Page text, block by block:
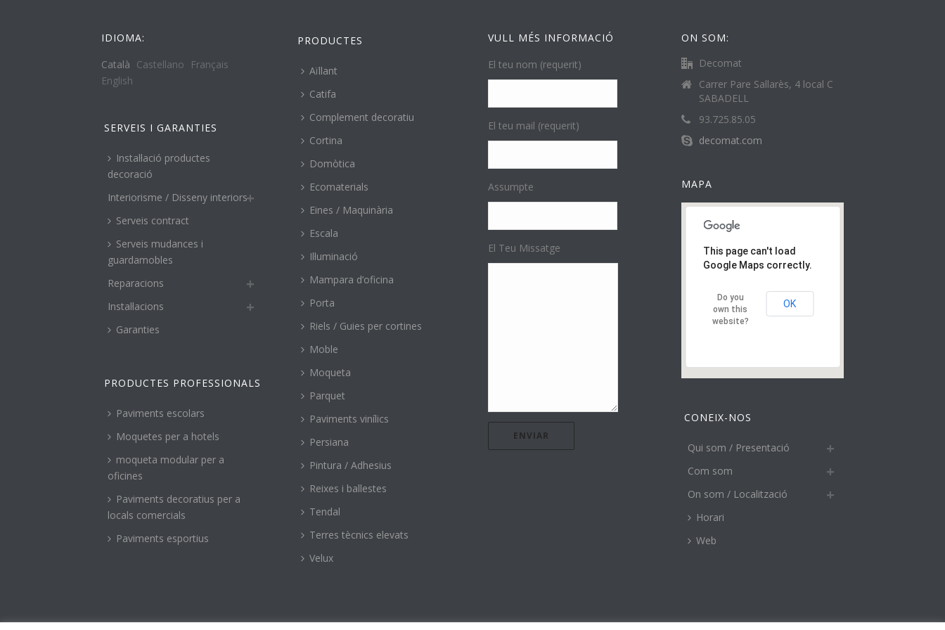
IDIOMA:
Català Castellano
Français
English
SERVEIS I GARANTIES
Instal·lació productes
decoració
Interiorisme / Disseny interiors
Serveis contract
Serveis mudances i
guardamobles
Reparacions
Instal·lacions
Garanties
PRODUCTES PROFESSIONALS
Paviments escolars
Moquetes per a hotels
moqueta modular per a
oficines
Paviments decoratius per a
locals comercials
Paviments esportius
PRODUCTES
Aïllant
Catifa
Complement decoratiu
Cortina
Domòtica
Ecomaterials
Eines / Maquinària
Escala
Il·luminació
Mampara d’oficina
Porta
Riels / Guies per cortines
Moble
Moqueta
Parquet
Paviments vinílics
Persiana
Pintura / Adhesius
Reixes i ballestes
Tendal
Terres tècnics elevats
Velux
VULL MÉS INFORMACIÓ
El teu nom (requerit)
El teu mail (requerit)
Assumpte
El Teu Missatge
ON SOM:
Decomat
Carrer Pare Sallarès, 4 local C
SABADELL
93.725.85.05
decomat.com
MAPA
This page can't load
Google Maps correctly.
Do you
own this
website?
OK
CONEIX-NOS
Qui som / Presentació
Com som
On som / Localització
Horari
Web